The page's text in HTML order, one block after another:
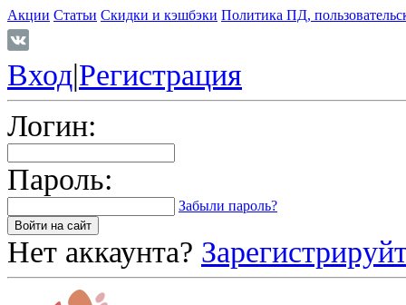
Акции Статьи Скидки и кэшбэки Политика ПД,
Вход|Регистрация
Логин:
Пароль:
Забыли пароль?
Нет аккаунта?